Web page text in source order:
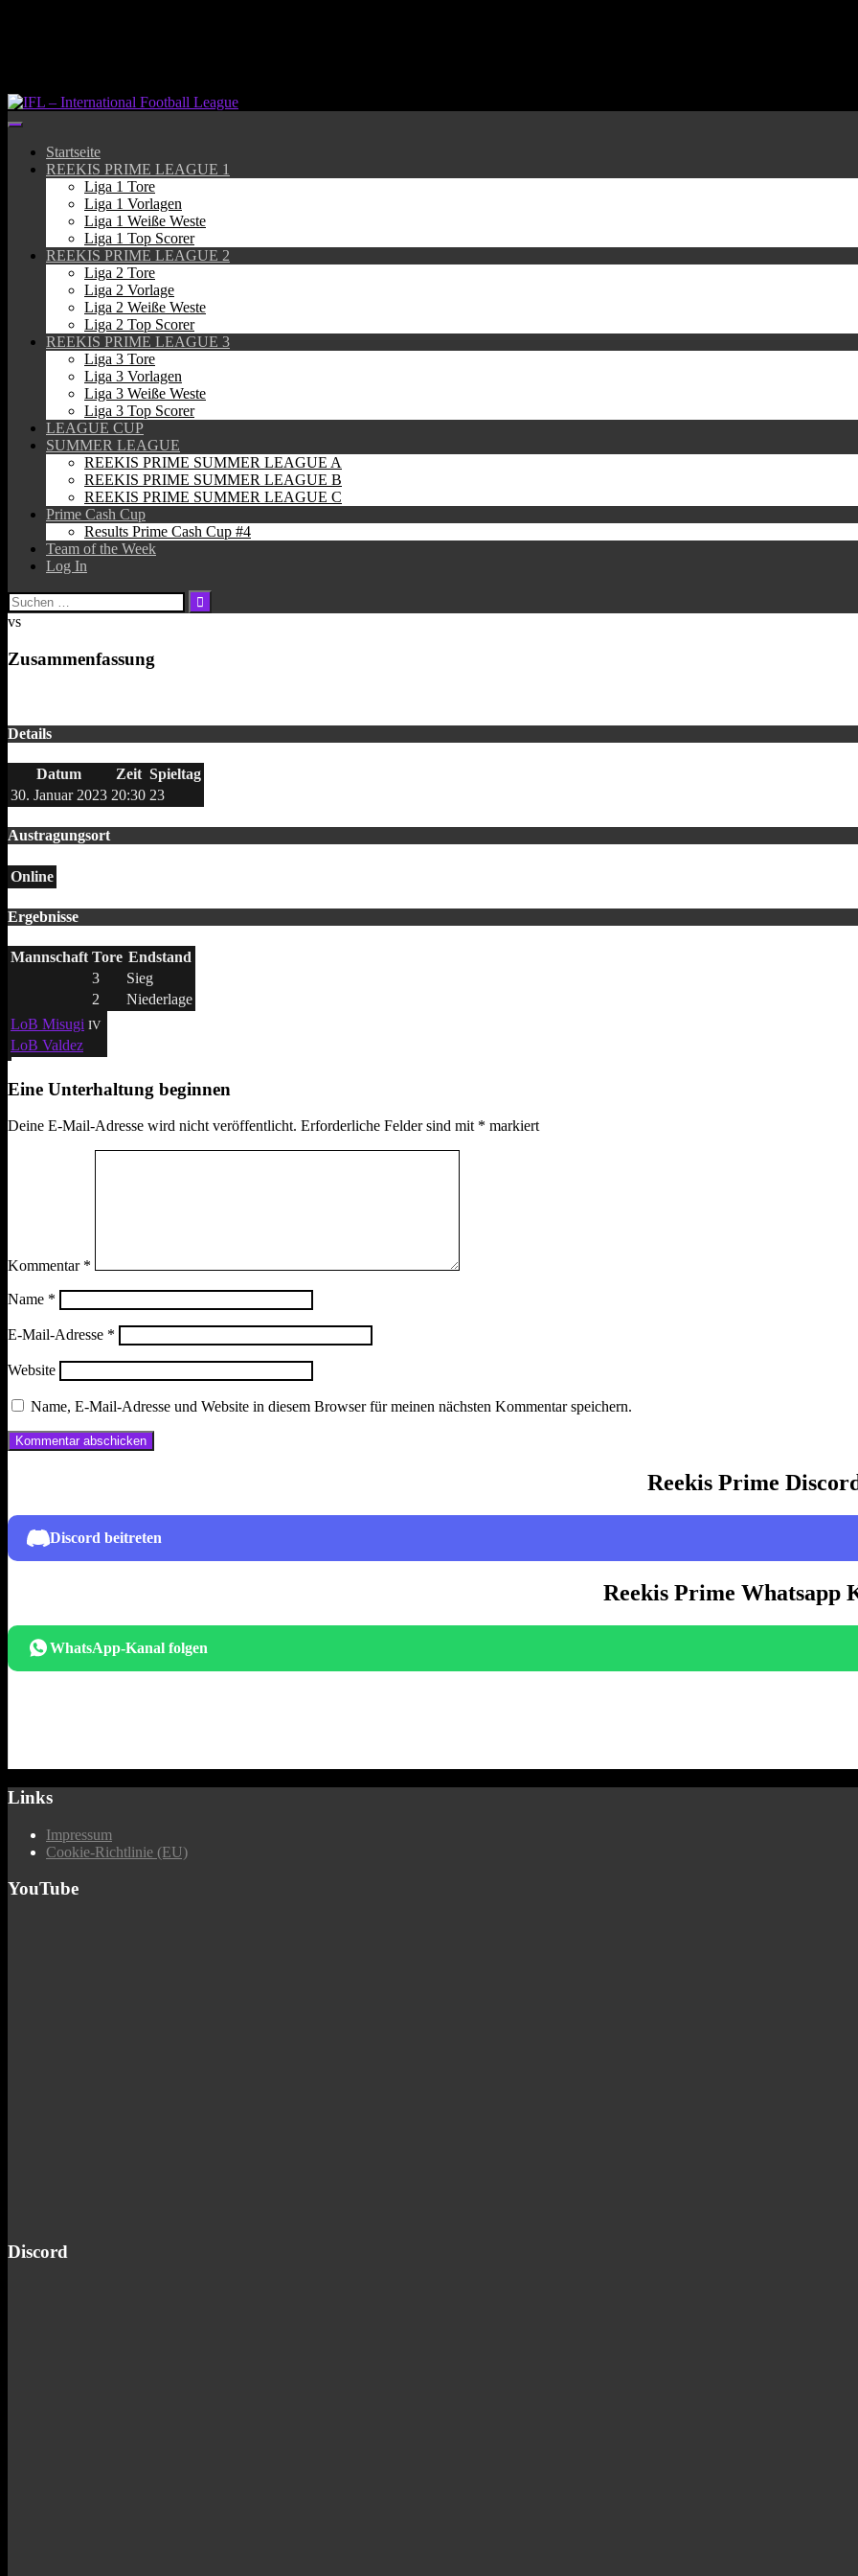
Startseite
REEKIS PRIME LEAGUE 1
Liga 1 Tore
Liga 1 Vorlagen
Liga 1 Weiße Weste
Liga 1 Top Scorer
REEKIS PRIME LEAGUE 2
Liga 2 Tore
Liga 2 Vorlage
Liga 2 Weiße Weste
Liga 2 Top Scorer
REEKIS PRIME LEAGUE 3
Liga 3 Tore
Liga 3 Vorlagen
Liga 3 Weiße Weste
Liga 3 Top Scorer
LEAGUE CUP
SUMMER LEAGUE
REEKIS PRIME SUMMER LEAGUE A
REEKIS PRIME SUMMER LEAGUE B
REEKIS PRIME SUMMER LEAGUE C
Prime Cash Cup
Results Prime Cash Cup #4
Team of the Week
Log In
Suchen
nach:
vs
Zusammenfassung
Details
Datum Zeit Spieltag
30. Januar 2023 20:30 23
Austragungsort
Online
Ergebnisse
Mannschaft Tore Endstand
3
Sieg
2
Niederlage
LoB Misugi IV
LoB Valdez
Eine Unterhaltung beginnen
Deine E-Mail-Adresse wird nicht veröffentlicht. Erforderliche Felder sind mit * markiert
Kommentar *
Name *
E-Mail-Adresse *
Website
Name, E-Mail-Adresse und Website in diesem Browser für meinen nächsten Kommentar speichern.
Reekis Prime
Discord beitreten
Reekis Prime Whatsapp
WhatsApp-Kanal folgen
Links
Impressum
Cookie-Richtlinie (EU)
YouTube
Discord